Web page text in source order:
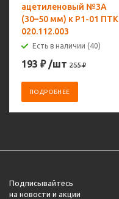
ацетиленовый №3А
(30–50 мм) к Р1-01 ПТК
020.112.003
Есть в наличии (40)
193 ₽ /шт 255₽
ПОДРОБНЕЕ
Подписывайтесь
на новости и акции